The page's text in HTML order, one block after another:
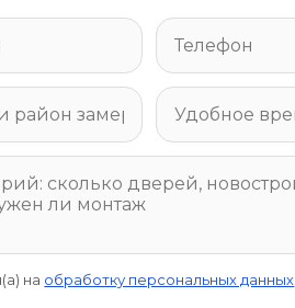
на обработку персональных данных